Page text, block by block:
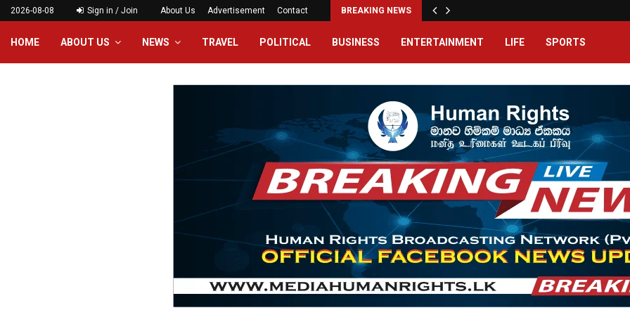
2026-08-08 Sign in / Join About Us Advertisement Contact BREAKING NEWS
HOME ABOUT US NEWS TRAVEL POLITICAL BUSINESS ENTERTAINMENT LIFE SPORTS